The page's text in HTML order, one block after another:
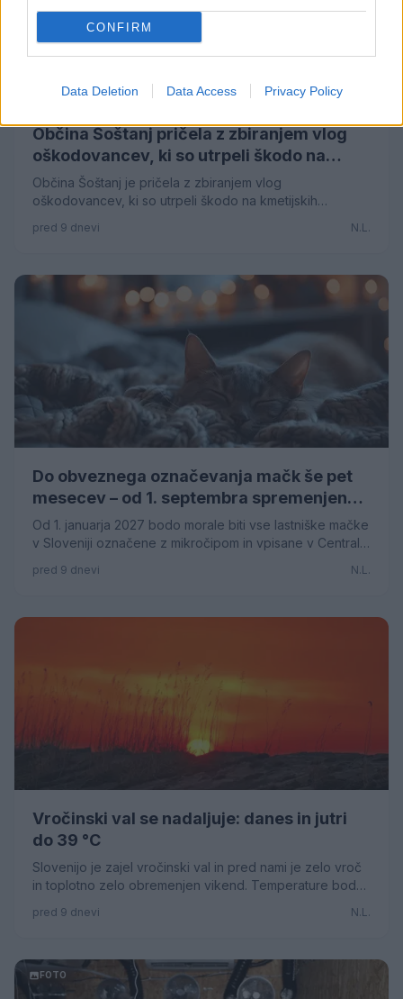
CONFIRM
Data Deletion Data Access Privacy Policy
Občina Šoštanj pričela z zbiranjem vlog
oškodovancev, ki so utrpeli škodo na
kmetijskih pridelkih zaradi posledic neurij
s točo v letu 2026
Občina Šoštanj je pričela z zbiranjem vlog
oškodovancev, ki so utrpeli škodo na kmetijskih
maja do 22. junija 2026.
pred 9 dnevi N.L.
Do obveznega označevanja mačk še pet
mesecev – od 1. septembra spremenjeno
sofinanciranje označitve
Od 1. januarja 2027 bodo morale biti vse lastniške mačke
v Sloveniji označene z mikročipom in vpisane v Centralni
pred 9 dnevi N.L.
Vročinski val se nadaljuje: danes in jutri
do 39 °C
Slovenijo je zajel vročinski val in pred nami je zelo vroč
in toplotno zelo obremenjen vikend. Temperature bodo
pred 9 dnevi N.L.
FOTO